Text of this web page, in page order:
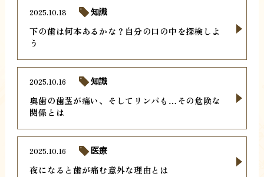
下の歯は何本あるかな？自分の口の中を探検しよ
う
2025.10.18 知識
奥歯の歯茎が痛い、そしてリンパも…その危険な
関係とは
2025.10.16 知識
夜になると歯が痛む意外な理由とは
2025.10.16 医療